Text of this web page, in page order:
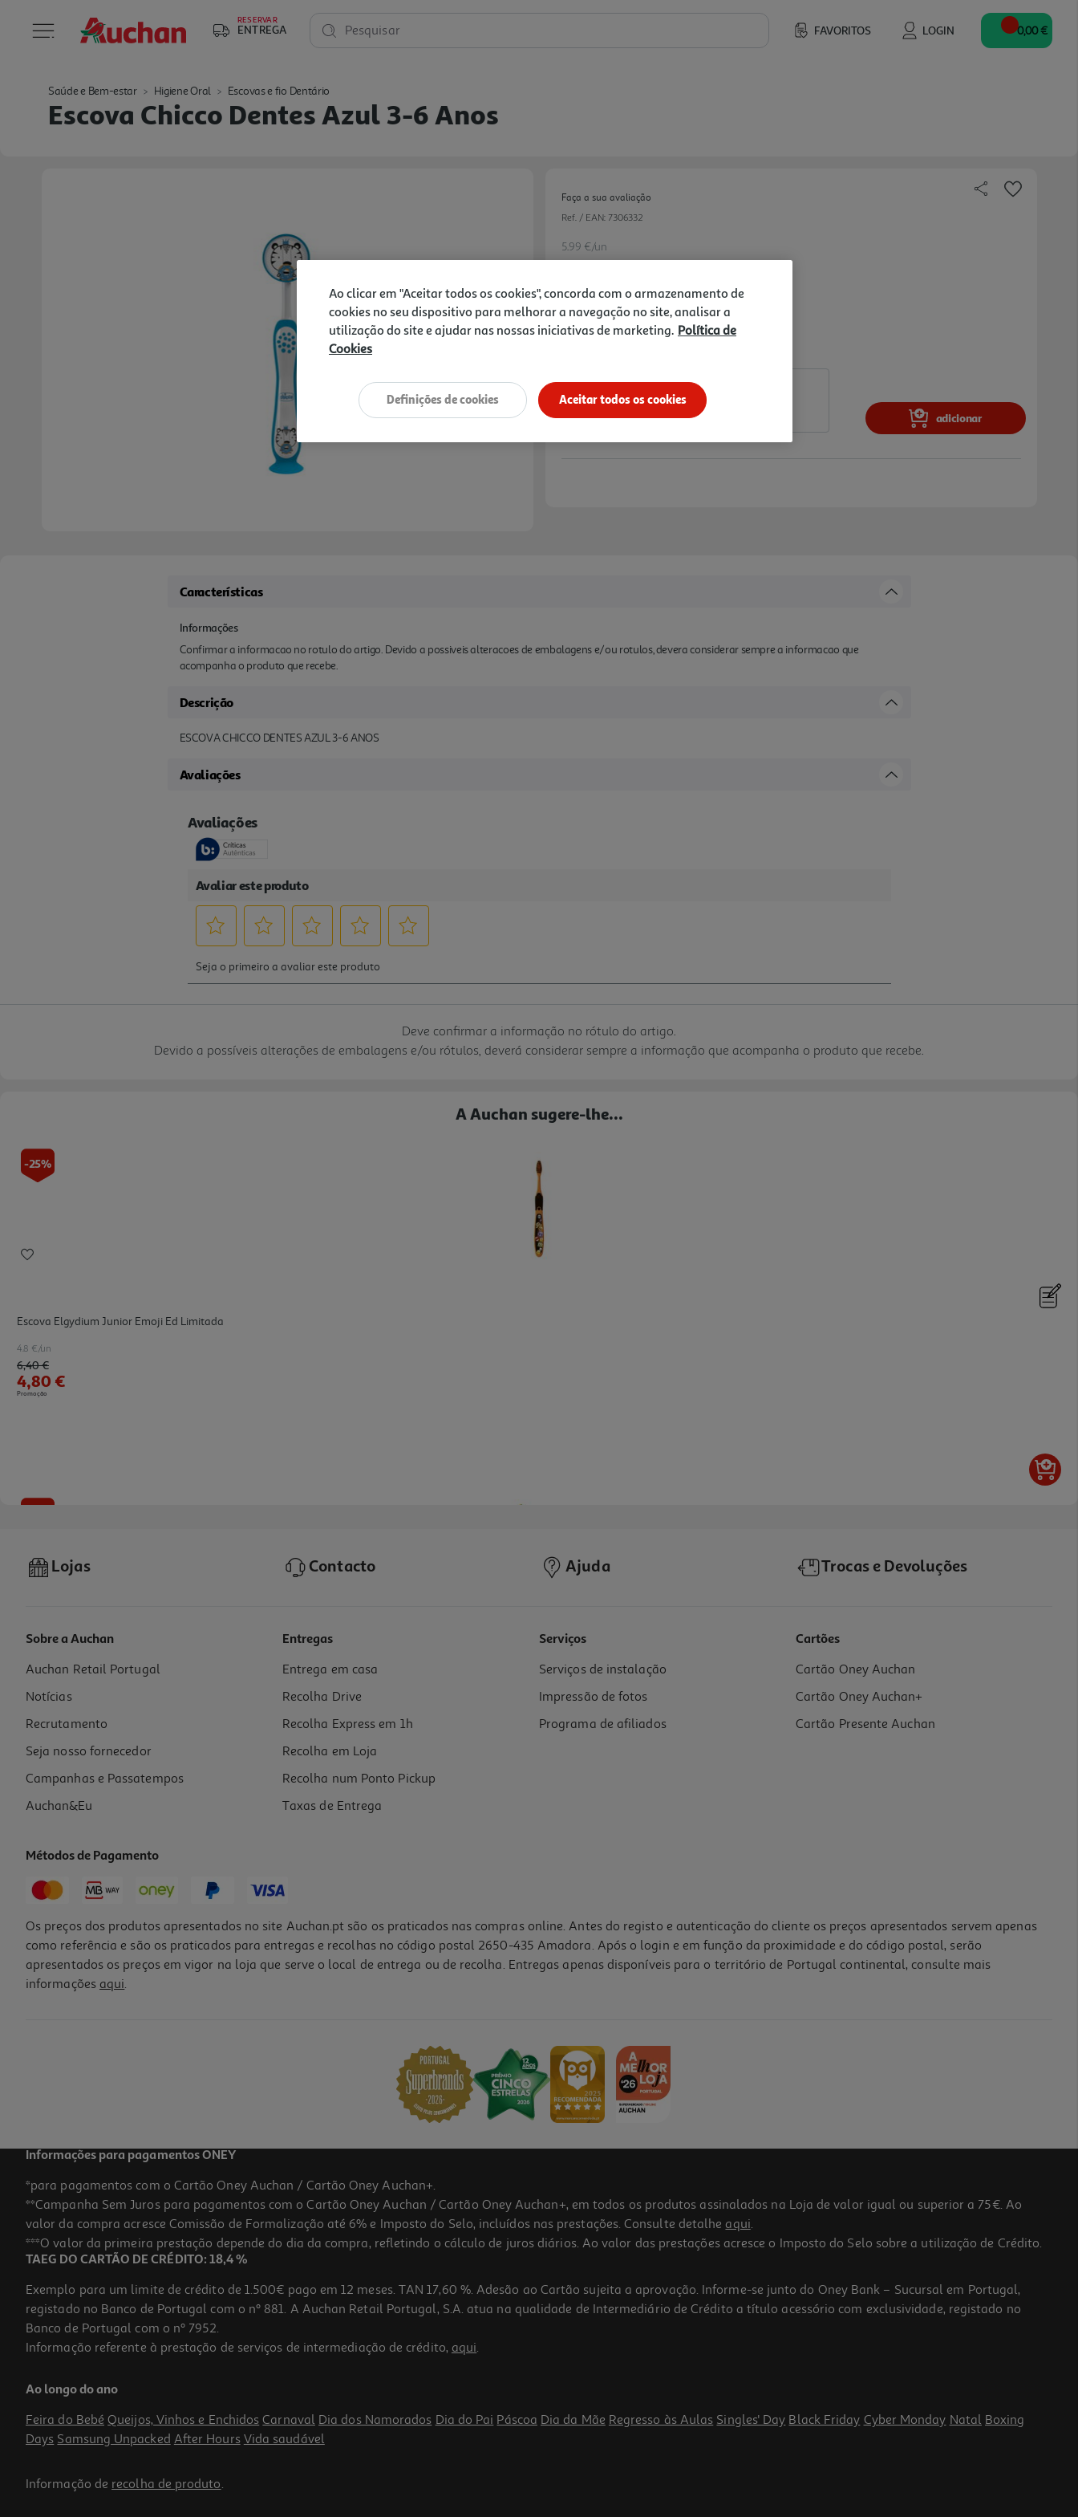
RESERVAR
ENTREGA FAVORITOS LOGIN
Pesquisar 0,00 €
Saúde e Bem-estar Higiene Oral Escovas e fio Dentário
Escova Chicco Dentes Azul 3-6 Anos
Faça a sua avaliação
Ref. / EAN: 7306332
5.99 €/un
5,99 €
adicionar
Características
Informações
Confirmar a informacao no rotulo do artigo. Devido a possiveis alteracoes de embalagens e/ou rotulos, devera considerar sempre a informacao que
acompanha o produto que recebe.
Descrição
ESCOVA CHICCO DENTES AZUL 3-6 ANOS
Avaliações
Deve confirmar a informação no rótulo do artigo.
Devido a possíveis alterações de embalagens e/ou rótulos, deverá considerar sempre a informação que acompanha o produto que recebe.
A Auchan sugere-lhe...
-25%
Escova Elgydium Junior Emoji Ed Limitada
4.8 €/un
Price reduced from
6,40 €to
4,80 €
Promoção
Escova Elgydium Kids Emoji
5.03 €/un
5,03 €
5.99 €/un
5,99 €
Lojas Contacto Ajuda Trocas e Devoluções
Sobre a Auchan
Auchan Retail Portugal
Notícias
Recrutamento
Seja nosso fornecedor
Campanhas e Passatempos
Auchan&Eu
Entregas
Entrega em casa
Recolha Drive
Recolha Express em 1h
Recolha em Loja
Recolha num Ponto Pickup
Taxas de Entrega
Serviços
Serviços de instalação
Impressão de fotos
Programa de afiliados
Cartões
Cartão Oney Auchan
Cartão Oney Auchan+
Cartão Presente Auchan
Métodos de Pagamento
Os preços dos produtos apresentados no site Auchan.pt são os praticados nas compras online. Antes do registo e autenticação do cliente os preços apresentados servem apenas
como referência e são os praticados para entregas e recolhas no código postal 2650-435 Amadora. Após o login e em função da proximidade e do código postal, serão
apresentados os preços em vigor na loja que serve o local de entrega ou de recolha. Entregas apenas disponíveis para o território de Portugal continental, consulte mais
informações aqui.
Informações para pagamentos ONEY
*para pagamentos com o Cartão Oney Auchan / Cartão Oney Auchan+.
**Campanha Sem Juros para pagamentos com o Cartão Oney Auchan / Cartão Oney Auchan+, em todos os produtos assinalados na Loja de valor igual ou superior a 75€. Ao
valor da compra acresce Comissão de Formalização até 6% e Imposto do Selo, incluídos nas prestações. Consulte detalhe aqui.
***O valor da primeira prestação depende do dia da compra, refletindo o cálculo de juros diários. Ao valor das prestações acresce o Imposto do Selo sobre a utilização de Crédito.
TAEG DO CARTÃO DE CRÉDITO: 18,4 %
Exemplo para um limite de crédito de 1.500€ pago em 12 meses. TAN 17,60 %. Adesão ao Cartão sujeita a aprovação. Informe-se junto do Oney Bank – Sucursal em Portugal,
registado no Banco de Portugal com o nº 881. A Auchan Retail Portugal, S.A. atua na qualidade de Intermediário de Crédito a título acessório com exclusividade, registado no
Banco de Portugal com o nº 7952.
Informação referente à prestação de serviços de intermediação de crédito, aqui.
Ao longo do ano
Feira do Bebé Queijos, Vinhos e Enchidos Carnaval Dia dos Namorados Dia do Pai Páscoa Dia da Mãe Regresso às Aulas Singles' Day Black Friday Cyber Monday Natal Boxing
Days Samsung Unpacked After Hours Vida saudável
Informação de recolha de produto.
Ao clicar em "Aceitar todos os cookies", concorda com o armazenamento de
cookies no seu dispositivo para melhorar a navegação no site, analisar a
utilização do site e ajudar nas nossas iniciativas de marketing. Política de
Cookies
Aceitar todos os cookies
Definições de cookies